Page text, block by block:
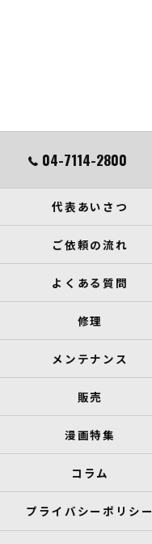
04-7114-2800
代表あいさつ
ご依頼の流れ
よくある質問
修理
メンテナンス
販売
漫画特集
コラム
プライバシーポリシー